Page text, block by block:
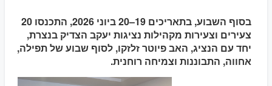
בסוף השבוע, בתאריכים 19–20 ביוני 2026, התכנסו 20
צעירים וצעירות מקהילות נציגות יעקב הצדיק בנצרת,
יחד עם הנציג, האב פיוטר זלזקו, לסוף שבוע של תפילה,
אחווה, התבוננות וצמיחה רוחנית.